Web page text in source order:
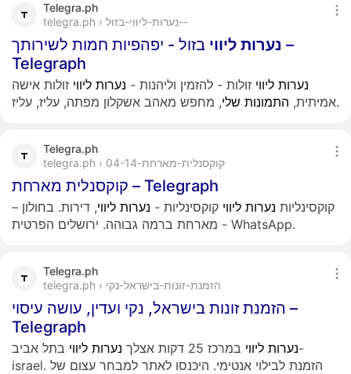
Telegra.ph
telegra.ph › נערות-ליווי-בזול--
נערות ליווי בזול - יפהפיות חמות לשירותך –
Telegraph
נערות ליווי זולות - להזמין וליהנות - נערות ליווי זולות אישה
אמיתית, התמונות שלי , מחפש מאהב אשקלון מפתה, עליז, עליז.
Telegra.ph
telegra.ph › קוקסנלית-מארחת-04-14
קוקסנלית מארחת – Telegraph
קוקסינליות נערות ליווי קוקסינליות - נערות ליווי, דירות. בחולון –
מארחת ברמה גבוהה. ירושלים הפרטית - WhatsApp.
Telegra.ph
telegra.ph › הזמנת-זונות-בישראל-נקי
הזמנת זונות בישראל, נקי ועדין, עושה עיסוי –
Telegraph
נערות ליווי במרכז 25 דקות אצלך נערות ליווי בתל אביב-
israel. הזמנת לבילוי אנטימי. היכנסו לאתר למבחר עצום של